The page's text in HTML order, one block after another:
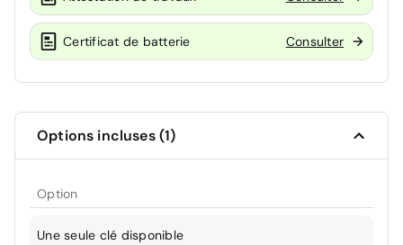
Certificat de batterie Consulter
Options incluses (1)
Option
Une seule clé disponible